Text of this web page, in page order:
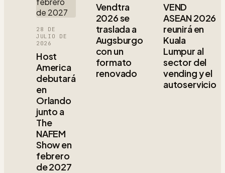
28 DE
JULIO DE
2026
Host
America
debutará
en
Orlando
junto a
The
NAFEM
Show en
febrero
de 2027
Vendtra
2026 se
traslada a
Augsburgo
con un
formato
renovado
VEND
ASEAN 2026
reunirá en
Kuala
Lumpur al
sector del
vending y el
autoservicio